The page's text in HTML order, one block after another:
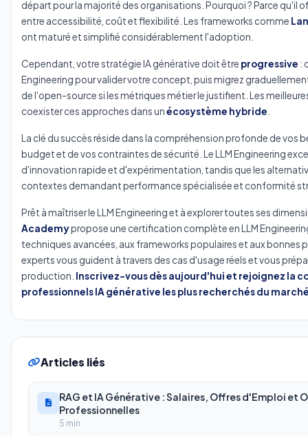
départ pour la majorité des organisations. Pourquoi ? Parce qu'il
entre accessibilité, coût et flexibilité. Les frameworks comme
ont maturé et simplifié considérablement l'adoption.
Cependant, votre stratégie IA générative doit être progressive :
Engineering pour valider votre concept, puis migrez
de l'open-source si les métriques métier le justifient. Les
coexister ces approches dans unécosystème hybride
La clé du succès réside dans la compréhension profonde de vos
budget et de vos contraintes de sécurité. Le LLM Engineering
d'innovation rapide et d'expérimentation, tandis que les
contextes demandant performance spécialisée et conformité
Prêt à maîtriser le LLM Engineering et à explorer toutes ses
Academypropose une certification complète en LLM
techniques avancées, aux frameworks populaires et aux bonnes
experts vous guident à travers des cas d'usage réels et vous
production. Inscrivez-vous dès aujourd'hui et rejoignez la
professionnels IA générative les plus recherchés du
Articles liés
RAG et IA Générative : Salaires, Offres d'Emploi et
Professionnelles
5 min